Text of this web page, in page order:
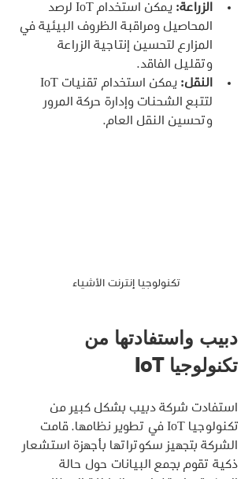
الزراعة:
يمكن استخدام IoT لرصد
المحاصيل ومراقبة الظروف البيئية في
المزارع لتحسين إنتاجية الزراعة
وتقليل الفاقد.
النقل:
لتتبع الشحنات وإدارة حركة المرور
وتحسين النقل العام.
تكنولوجيا إنترنت الأشياء
دبيب واستفادتها من
تكنولوجيا IoT
استفادت شركة دبيب بشكل كبير من
تكنولوجيا IoT في تطوير نظامها. قامت
الشركة بتجهيز سكوتراتها بأجهزة استشعار
ذكية تقوم بجمع البيانات حول حالة